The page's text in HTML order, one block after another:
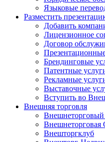
Языковые
Разместить
Добавить
Лицензионное
Договор
Брендинговые
Патентные
Рекламные
Выставочные
Вступить во
Внешняя торговля
Внешнеторговая
Внешторгклуб